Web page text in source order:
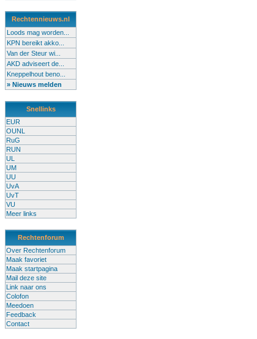
Rechtennieuws.nl
Loods mag worden...
KPN bereikt akko...
Van der Steur wi...
AKD adviseert de...
Kneppelhout beno...
» Nieuws melden
Snellinks
EUR
OUNL
RuG
RUN
UL
UM
UU
UvA
UvT
VU
Meer links
Rechtenforum
Over Rechtenforum
Maak favoriet
Maak startpagina
Mail deze site
Link naar ons
Colofon
Meedoen
Feedback
Contact